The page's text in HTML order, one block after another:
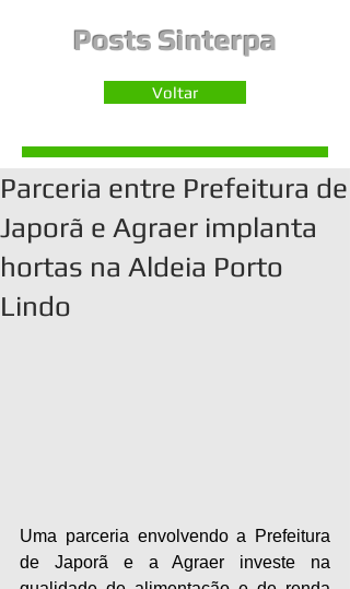
Posts Sinterpa
Voltar
Parceria entre Prefeitura de
Japorã e Agraer implanta
hortas na Aldeia Porto
Lindo
Uma parceria envolvendo a Prefeitura
de Japorã e a Agraer investe na